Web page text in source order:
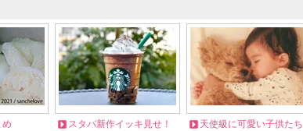
め スタバ新作イッキ見せ！ 天使級に可愛い子供たち